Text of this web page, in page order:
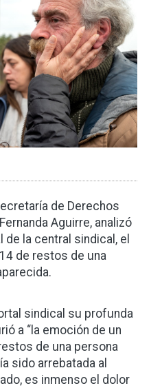
de Derechos
Aguirre, analizó
la central sindical, el
de restos de una
sindical su profunda
a “la emoción de un
de una persona
sido arrebatada al
es inmenso el dolor